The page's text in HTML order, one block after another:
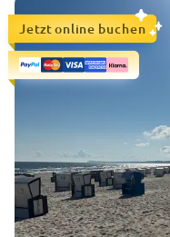
Jetzt online buchen